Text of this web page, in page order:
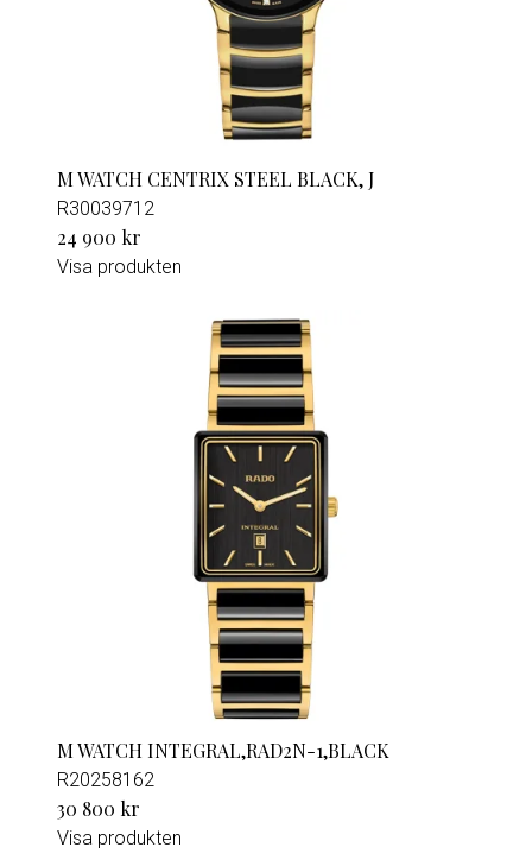
M WATCH CENTRIX STEEL BLACK, J
R30039712
24 900 kr
Visa produkten
M WATCH INTEGRAL,RAD2N-1,BLACK
R20258162
30 800 kr
Visa produkten